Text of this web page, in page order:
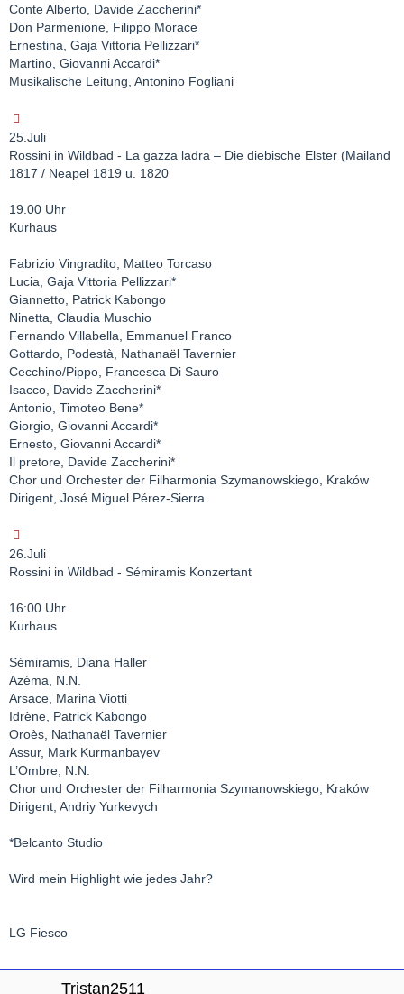
Conte Alberto, Davide Zaccherini*
Don Parmenione, Filippo Morace
Ernestina, Gaja Vittoria Pellizzari*
Martino, Giovanni Accardi*
Musikalische Leitung, Antonino Fogliani
25.Juli
Rossini in Wildbad - La gazza ladra – Die diebische Elster (Mailand
1817 / Neapel 1819 u. 1820
19.00 Uhr
Kurhaus
Fabrizio Vingradito, Matteo Torcaso
Lucia, Gaja Vittoria Pellizzari*
Giannetto, Patrick Kabongo
Ninetta, Claudia Muschio
Fernando Villabella, Emmanuel Franco
Gottardo, Podestà, Nathanaël Tavernier
Cecchino/Pippo, Francesca Di Sauro
Isacco, Davide Zaccherini*
Antonio, Timoteo Bene*
Giorgio, Giovanni Accardi*
Ernesto, Giovanni Accardi*
Il pretore, Davide Zaccherini*
Chor und Orchester der Filharmonia Szymanowskiego, Kraków
Dirigent, José Miguel Pérez-Sierra
26.Juli
Rossini in Wildbad - Sémiramis Konzertant
16:00 Uhr
Kurhaus
Sémiramis, Diana Haller
Azéma, N.N.
Arsace, Marina Viotti
Idrène, Patrick Kabongo
Oroès, Nathanaël Tavernier
Assur, Mark Kurmanbayev
L’Ombre, N.N.
Chor und Orchester der Filharmonia Szymanowskiego, Kraków
Dirigent, Andriy Yurkevych
*Belcanto Studio
Wird mein Highlight wie jedes Jahr?
LG Fiesco
Tristan2511